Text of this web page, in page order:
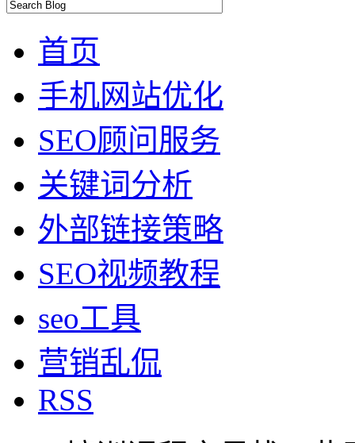
首页
手机网站优化
SEO顾问服务
关键词分析
外部链接策略
SEO视频教程
seo工具
营销乱侃
RSS